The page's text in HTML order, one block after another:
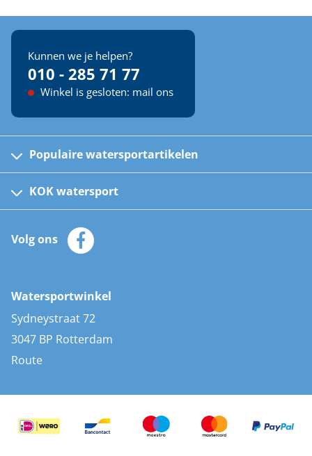
Kunnen we je helpen?
010 - 285 71 77
Winkel is gesloten: mail ons
Populaire watersportartikelen
Kinder reddingsvesten
Automatische reddingsvesten
Zeilkleding
Zonnepanelen
AIS transponders
Stootwillen en fenders
Bootkussens
Zwemtrappen
KOK watersport
Klantenservice
Merken
Volg ons
Watersportwinkel
Sydneystraat 72
3047 BP Rotterdam
Route